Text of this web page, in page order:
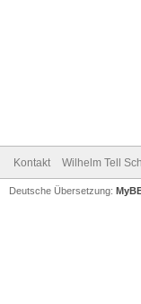
Kontakt Wilhelm Tell
Deutsche Übersetzung: